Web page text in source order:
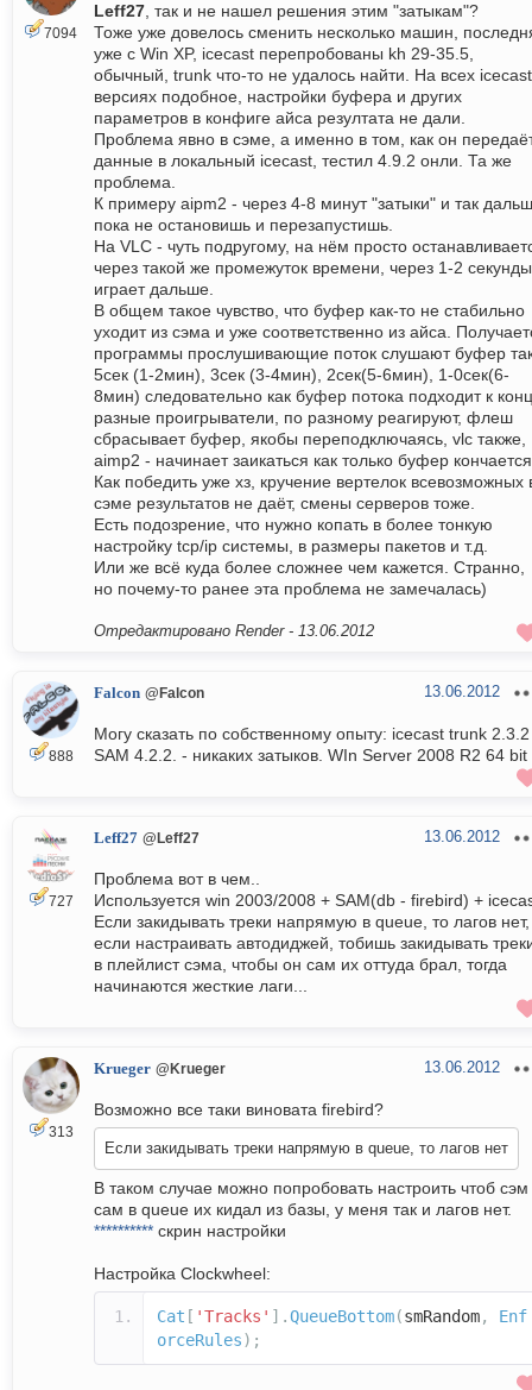
7094
Leff27 , так и не нашел решения этим "затыкам"?
Тоже уже довелось сменить несколько машин,
уже с Win XP, icecast перепробованы kh 29-35.5,
обычный, trunk что-то не удалось найти. На всех icecast
версиях подобное, настройки буфера и других
параметров в конфиге айса резултата не дали.
Проблема явно в сэме, а именно в том, как он
данные в локальный icecast, тестил 4.9.2 онли. Та же
проблема.
К примеру aipm2 - через 4-8 минут "затыки" и так
пока не остановишь и перезапустишь.
На VLC - чуть подругому, на нём просто
через такой же промежуток времени, через 1-2 секунды
играет дальше.
В общем такое чувство, что буфер как-то не стабильно
уходит из сэма и уже соответственно из айса.
программы прослушивающие поток слушают буфер
5сек (1-2мин), 3сек (3-4мин), 2сек(5-6мин), 1-0сек(6-
8мин) следовательно как буфер потока подходит к
разные проигрыватели, по разному реагируют, флеш
сбрасывает буфер, якобы переподключаясь, vlc также,
aimp2 - начинает заикаться как только буфер
Как победить уже хз, кручение вертелок всевозможных
сэме результатов не даёт, смены серверов тоже.
Есть подозрение, что нужно копать в более тонкую
настройку tcp/ip системы, в размеры пакетов и т.д.
Или же всё куда более сложнее чем кажется. Странно,
но почему-то ранее эта проблема не замечалась)
Отредактировано Render - 13.06.2012
888
Falcon @Falcon 13.06.2012
Могу сказать по собственному опыту: icecast trunk
SAM 4.2.2. - никаких затыков. WIn Server 2008 R2 64 bit
727
Leff27 @Leff27 13.06.2012
Проблема вот в чем..
Используется win 2003/2008 + SAM(db - firebird) +
Если закидывать треки напрямую в queue, то лагов
если настраивать автодиджей, тобишь закидывать
в плейлист сэма, чтобы он сам их оттуда брал, тогда
начинаются жесткие лаги...
313
Krueger @Krueger 13.06.2012
Возможно все таки виновата firebird?
Если закидывать треки напрямую в queue, то лагов нет
В таком случае можно попробовать настроить чтоб сэм
сам в queue их кидал из базы, у меня так и лагов нет.
********** скрин настройки
Настройка Clockwheel:
Cat [ 'Tracks' ].QueueBottom(smRandom,
Enf
orceRules);